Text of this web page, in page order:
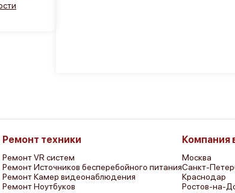
Ремонт техники
Ремонт VR систем
Ремонт Источников бесперебойного питания
Ремонт Камер видеонаблюдения
Ремонт Ноутбуков
Компания
Москва
Санкт-
Краснодар
Ростов-на-